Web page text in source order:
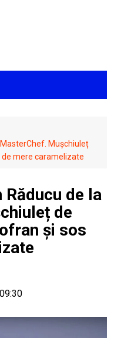
Mușchiuleț
de mere caramelizate
Răducu de la
de
și sos